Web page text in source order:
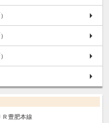
）
）
）
Ｒ豊肥本線